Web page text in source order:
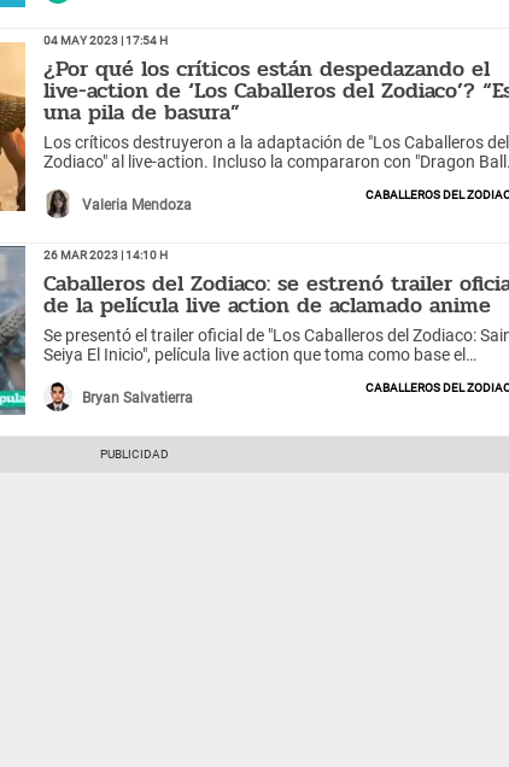
04 May 2023 | 17:54 h
¿Por qué los críticos están despedazando el
live-action de ‘Los Caballeros del Zodiaco’?
una pila de basura”
Los críticos destruyeron a la adaptación de "Los Caballeros del
Zodiaco" al live-action. Incluso la compararon con "Dragon Ball
Valeria Mendoza
Caballeros del
26 Mar 2023 | 14:10 h
Caballeros del Zodiaco: se estrenó trailer
de la película live action de aclamado anime
Se presentó el trailer oficial de "Los Caballeros del Zodiaco:
Seiya El Inicio", película live action que toma como base el
Bryan Salvatierra
Caballeros del